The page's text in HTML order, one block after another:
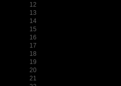
12
13
14
15
16
17
18
19
20
21